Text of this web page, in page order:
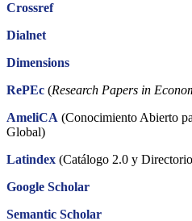
Crossref
Dialnet
Dimensions
RePEc (Research Papers in
AmeliCA (Conocimiento Abierto
Global)
Latindex (Catálogo 2.0 y
Google Scholar
Semantic Scholar